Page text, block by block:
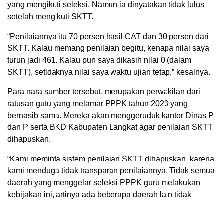
yang mengikuti seleksi. Namun ia dinyatakan tidak lulus
setelah mengikuti SKTT.
“Penilaiannya itu 70 persen hasil CAT dan 30 persen dari
SKTT. Kalau memang penilaian begitu, kenapa nilai saya
turun jadi 461. Kalau pun saya dikasih nilai 0 (dalam
SKTT), setidaknya nilai saya waktu ujian tetap,” kesalnya.
Para nara sumber tersebut, merupakan perwakilan dari
ratusan gutu yang melamar PPPK tahun 2023 yang
bernasib sama. Mereka akan menggeruduk kantor Dinas P
dan P serta BKD Kabupaten Langkat agar penilaian SKTT
dihapuskan.
“Kami meminta sistem penilaian SKTT dihapuskan, karena
kami menduga tidak transparan penilaiannya. Tidak semua
daerah yang menggelar seleksi PPPK guru melakukan
kebijakan ini, artinya ada beberapa daerah lain tidak